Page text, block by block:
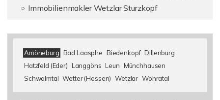
Immobilienmakler Wetzlar Sturzkopf
Amöneburg Bad Laasphe Biedenkopf Dillenburg
Hatzfeld (Eder) Langgöns Leun Münchhausen
Schwalmtal Wetter (Hessen) Wetzlar Wohratal